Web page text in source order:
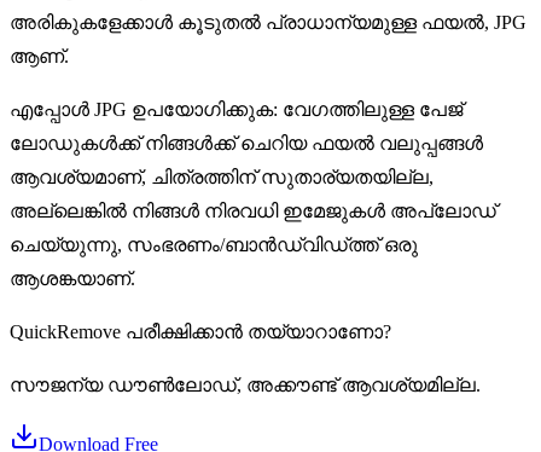
അരികുകളേക്കാൾ കൂടുതൽ പ്രാധാന്യമുള്ള ഫയൽ, JPG
ആണ്.
എപ്പോൾ JPG ഉപയോഗിക്കുക: വേഗത്തിലുള്ള പേജ്
ലോഡുകൾക്ക് നിങ്ങൾക്ക് ചെറിയ ഫയൽ വലുപ്പങ്ങൾ
ആവശ്യമാണ്, ചിത്രത്തിന് സുതാര്യതയില്ല,
അല്ലെങ്കിൽ നിങ്ങൾ നിരവധി ഇമേജുകൾ അപ്‌ലോഡ്
ചെയ്യുന്നു, സംഭരണം/ബാൻഡ്‌വിഡ്ത്ത് ഒരു
ആശങ്കയാണ്.
QuickRemove പരീക്ഷിക്കാൻ തയ്യാറാണോ?
സൗജന്യ ഡൗൺലോഡ്, അക്കൗണ്ട് ആവശ്യമില്ല.
Download Free